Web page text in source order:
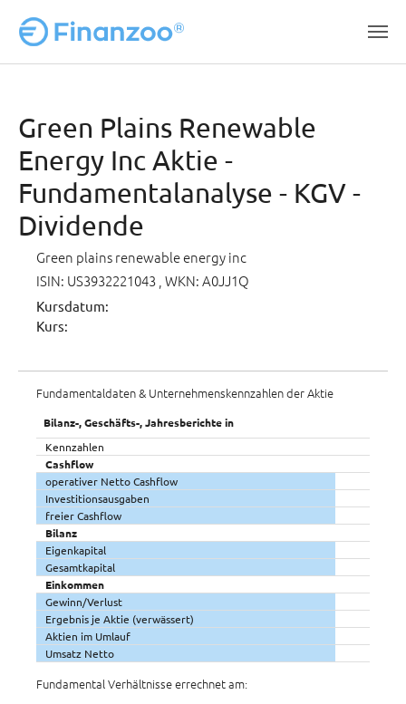
Green Plains Renewable
Energy Inc Aktie -
Fundamentalanalyse - KGV -
Dividende
Green plains renewable energy inc
ISIN: US3932221043 , WKN: A0JJ1Q
Kursdatum:
Kurs:
Fundamentaldaten & Unternehmenskennzahlen der Aktie
Bilanz-, Geschäfts-, Jahresberichte in
Kennzahlen
Cashflow
operativer Netto Cashflow
Investitionsausgaben
freier Cashflow
Bilanz
Eigenkapital
Gesamtkapital
Einkommen
Gewinn/Verlust
Ergebnis je Aktie (verwässert)
Aktien im Umlauf
Umsatz Netto
Fundamental Verhältnisse errechnet am: